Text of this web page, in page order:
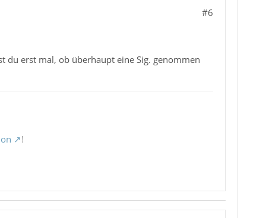
#6
du erst mal, ob überhaupt eine Sig. genommen
!